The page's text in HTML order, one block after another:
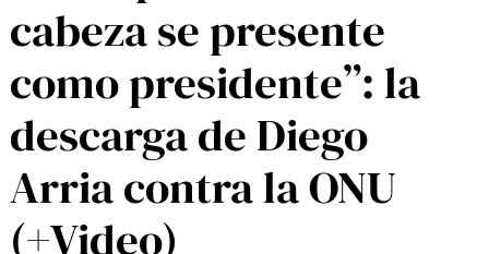
cabeza se presente
como presidente”: la
descarga de Diego
Arria contra la ONU
(+Video)